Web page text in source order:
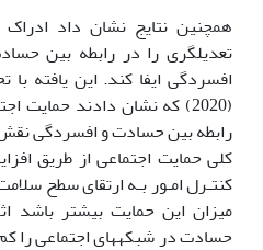
همچنین نتایج نشان داد
تعدیل­گری را در رابطه بین
افسردگی ایفا کند. این یافته با
(2020) که نشان دادند حمایت
رابطه بین حسادت و افسردگی
کلی حمایت اجتماعی از طریق
کنتـرل امـور بـه ارتقای سطح
میزان این حمایت بیشتر باشد
حسادت در شبکه­های اجتماعی را